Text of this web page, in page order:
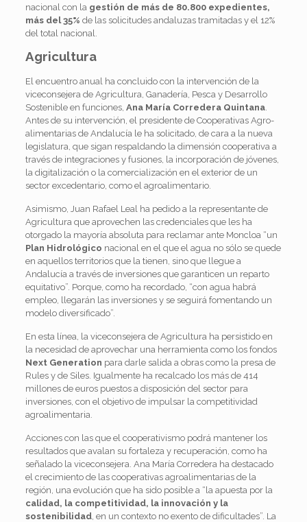
nacional con la gestión de más de 80.800 expedientes,
más del 35% de las solicitudes andaluzas tramitadas y el 12%
del total nacional.
Agricultura
El encuentro anual ha concluido con la intervención de la
viceconsejera de Agricultura, Ganadería, Pesca y Desarrollo
Sostenible en funciones, Ana María Corredera Quintana.
Antes de su intervención, el presidente de Cooperativas Agro-
alimentarias de Andalucía le ha solicitado, de cara a la nueva
legislatura, que sigan respaldando la dimensión cooperativa a
través de integraciones y fusiones, la incorporación de jóvenes,
la digitalización o la comercialización en el exterior de un
sector excedentario, como el agroalimentario.
Asimismo, Juan Rafael Leal ha pedido a la representante de
Agricultura que aprovechen las credenciales que les ha
otorgado la mayoría absoluta para reclamar ante Moncloa “un
Plan Hidrológico nacional en el que el agua no sólo se quede
en aquellos territorios que la tienen, sino que llegue a
Andalucía a través de inversiones que garanticen un reparto
equitativo”. Porque, como ha recordado, “con agua habrá
empleo, llegarán las inversiones y se seguirá fomentando un
modelo diversificado”.
En esta línea, la viceconsejera de Agricultura ha persistido en
la necesidad de aprovechar una herramienta como los fondos
Next Generation para darle salida a obras como la presa de
Rules y de Siles. Igualmente ha recalcado los más de 414
millones de euros puestos a disposición del sector para
inversiones, con el objetivo de impulsar la competitividad
agroalimentaria.
Acciones con las que el cooperativismo podrá mantener los
resultados que avalan su fortaleza y recuperación, como ha
señalado la viceconsejera. Ana María Corredera ha destacado
el crecimiento de las cooperativas agroalimentarias de la
región, una evolución que ha sido posible a “la apuesta por la
calidad, la competitividad, la innovación y la
sostenibilidad, en un contexto no exento de dificultades”. La